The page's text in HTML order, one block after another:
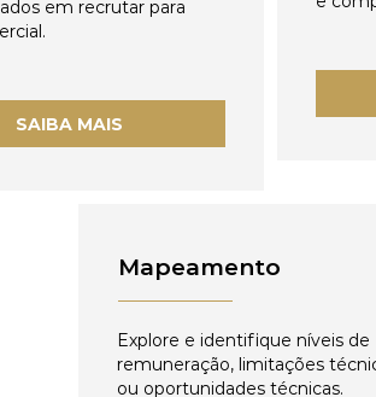
em recrutar para
SAIBA MAIS
Mapeamento
Explore e identifique níveis de
remuneração, limitações
ou oportunidades técnicas.